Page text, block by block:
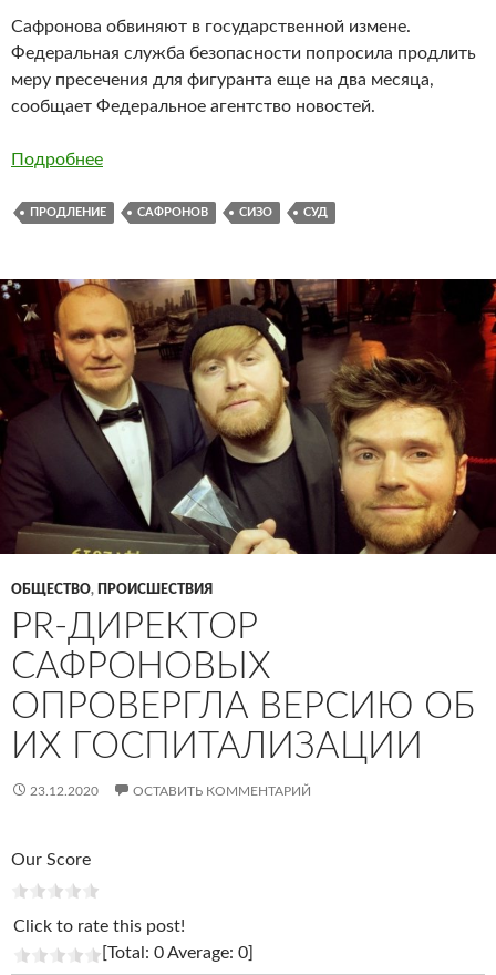
Сафронова обвиняют в государственной измене.
Федеральная служба безопасности попросила продлить
меру пресечения для фигуранта еще на два месяца,
сообщает Федеральное агентство новостей.
Подробнее
ПРОДЛЕНИЕ САФРОНОВ СИЗО СУД
ОБЩЕСТВО, ПРОИСШЕСТВИЯ
PR-ДИРЕКТОР
САФРОНОВЫХ
ОПРОВЕРГЛА ВЕРСИЮ ОБ
ИХ ГОСПИТАЛИЗАЦИИ
23.12.2020 ОСТАВИТЬ КОММЕНТАРИЙ
Our Score
Click to rate this post!
[Total: 0 Average: 0]